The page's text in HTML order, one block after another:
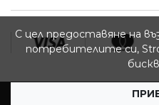
С цел предоставяне на
потребителите си,
© 2026 StroitelniMateriali.bg -